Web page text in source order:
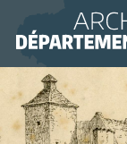
Archives de l'Allier